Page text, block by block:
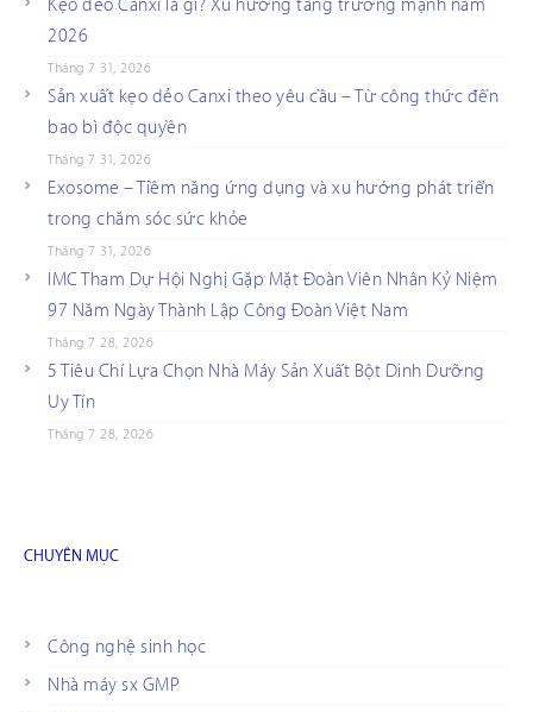
Kẹo dẻo Canxi là gì? Xu hướng tăng trưởng mạnh năm
2026
Tháng 7 31, 2026
Sản xuất kẹo dẻo Canxi theo yêu cầu – Từ công thức đến
bao bì độc quyền
Tháng 7 31, 2026
Exosome – Tiềm năng ứng dụng và xu hướng phát triển
trong chăm sóc sức khỏe
Tháng 7 31, 2026
IMC Tham Dự Hội Nghị Gặp Mặt Đoàn Viên Nhân Kỷ Niệm
97 Năm Ngày Thành Lập Công Đoàn Việt Nam
Tháng 7 28, 2026
5 Tiêu Chí Lựa Chọn Nhà Máy Sản Xuất Bột Dinh Dưỡng
Uy Tín
Tháng 7 28, 2026
CHUYÊN MỤC
Công nghệ sinh học
Nhà máy sx GMP